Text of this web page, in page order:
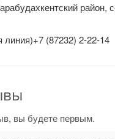
линия)+7 (87232) 2-22-14
вы будете первым.